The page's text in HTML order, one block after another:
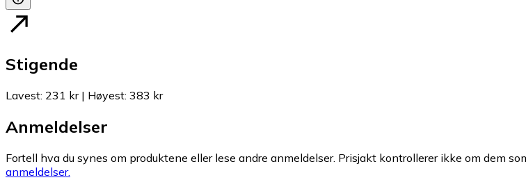
Stigende
Lavest: 231 kr| Høyest: 383 kr
Anmeldelser
Fortell hva du synes om produktene eller lese andre anmeldelser. Prisjakt kontrollerer ikke om dem
anmeldelser.